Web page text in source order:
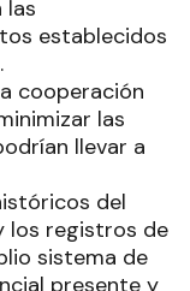
las
establecidos
cooperación
las
llevar a
del
los registros de
sistema de
presente y